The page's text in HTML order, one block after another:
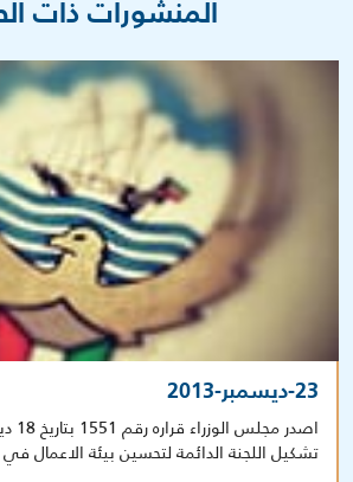
المنشورات ذات
23-ديسمبر-2013
تشكيل اللجنة الدائمة لتحسين بيئة الاعمال